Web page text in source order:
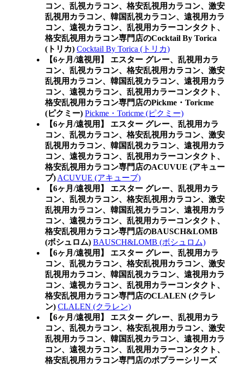
コン、乱視カラコン、格安乱視用カラコン、激安
乱視用カラコン、韓国乱視カラコン、遠視用カラ
コン、遠視カラコン、乱視用カラーコンタクト、
格安乱視用カラコン専門店のCocktail By Torica
(トリカ) Cocktail By Torica (トリカ)
【6ヶ月/遠視用】 エスター グレー、乱視用カラ
コン、乱視カラコン、格安乱視用カラコン、激安
乱視用カラコン、韓国乱視カラコン、遠視用カラ
コン、遠視カラコン、乱視用カラーコンタクト、
格安乱視用カラコン専門店のPickme・Toricme
(ピクミー) Pickme・Toricme (ピクミー)
【6ヶ月/遠視用】 エスター グレー、乱視用カラ
コン、乱視カラコン、格安乱視用カラコン、激安
乱視用カラコン、韓国乱視カラコン、遠視用カラ
コン、遠視カラコン、乱視用カラーコンタクト、
格安乱視用カラコン専門店のACUVUE (アキュー
ブ) ACUVUE (アキューブ)
【6ヶ月/遠視用】 エスター グレー、乱視用カラ
コン、乱視カラコン、格安乱視用カラコン、激安
乱視用カラコン、韓国乱視カラコン、遠視用カラ
コン、遠視カラコン、乱視用カラーコンタクト、
格安乱視用カラコン専門店のBAUSCH&LOMB
(ボシュロム) BAUSCH&LOMB (ボシュロム)
【6ヶ月/遠視用】 エスター グレー、乱視用カラ
コン、乱視カラコン、格安乱視用カラコン、激安
乱視用カラコン、韓国乱視カラコン、遠視用カラ
コン、遠視カラコン、乱視用カラーコンタクト、
格安乱視用カラコン専門店のCLALEN (クラレ
ン) CLALEN (クラレン)
【6ヶ月/遠視用】 エスター グレー、乱視用カラ
コン、乱視カラコン、格安乱視用カラコン、激安
乱視用カラコン、韓国乱視カラコン、遠視用カラ
コン、遠視カラコン、乱視用カラーコンタクト、
格安乱視用カラコン専門店のポプラーシリーズ